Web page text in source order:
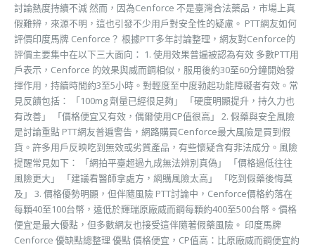
討論熱度持續不減 然而，因為Cenforce 不是臺灣合法藥品，市場上真
假難辨，來源不明，這也引發不少用戶對安全性的疑慮。 PTT網友如何
評價印度馬牌 Cenforce？ 根據PTT多年討論整理，網友對Cenforce的
評價主要集中在以下三大面向： 1. 使用效果普遍被認為有效 多數PTT用
戶表示，Cenforce 的效果與威而鋼相似，服用後約30至60分鐘開始發
揮作用，持續時間約3至5小時。對輕度至中度勃起功能障礙者有效。常
見反饋包括： 「100mg 劑量已經很足夠」 「硬度明顯提升，持久力也
有改善」 「價格便宜又有效，偶爾使用CP值很高」 2. 假藥與安全風險
是討論重點 PTT網友普遍警告，網路購買Cenforce最大風險是買到假
貨。許多用戶反映吃到無效或劣質產品，有些懷疑含有非法成分。風險
提醒常見如下： 「網拍平臺超過九成無法辨別真偽」 「價格過低往往
風險更大」 「建議看醫師拿處方，網購風險太高」 「吃到假藥後悔莫
及」 3. 價格優勢明顯，但伴隨風險 PTT討論中，Cenforce價格約落在
每顆40至100台幣，遠低於輝瑞原廠威而鋼每顆約400至500台幣。價格
便宜是最大優點，但多數網友也接受這伴隨著假藥風險。 印度馬牌
Cenforce 優缺點總整理 優點 價格便宜，CP值高：比原廠威而鋼便宜約